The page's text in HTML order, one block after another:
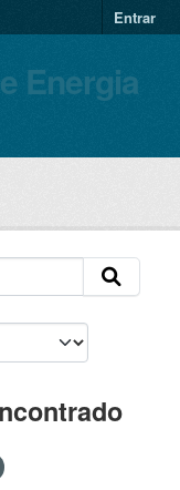
Entrar
Energia